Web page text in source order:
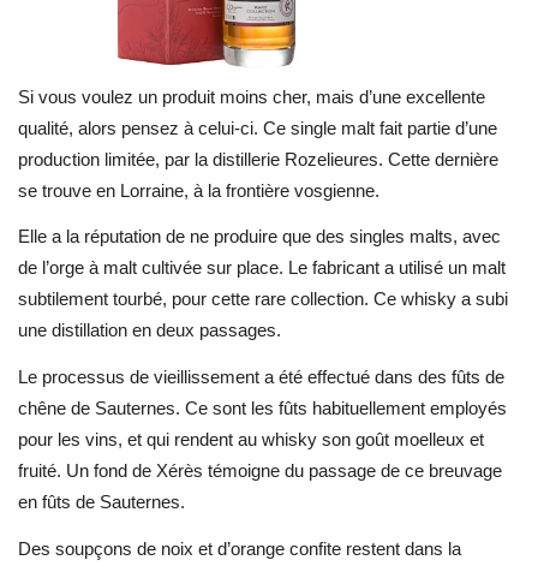
Si vous voulez un produit moins cher, mais d’une excellente
qualité, alors pensez à celui-ci. Ce single malt fait partie d’une
production limitée, par la distillerie Rozelieures. Cette dernière
se trouve en Lorraine, à la frontière vosgienne.
Elle a la réputation de ne produire que des singles malts, avec
de l’orge à malt cultivée sur place. Le fabricant a utilisé un malt
subtilement tourbé, pour cette rare collection. Ce whisky a subi
une distillation en deux passages.
Le processus de vieillissement a été effectué dans des fûts de
chêne de Sauternes. Ce sont les fûts habituellement employés
pour les vins, et qui rendent au whisky son goût moelleux et
fruité. Un fond de Xérès témoigne du passage de ce breuvage
en fûts de Sauternes.
Des soupçons de noix et d’orange confite restent dans la